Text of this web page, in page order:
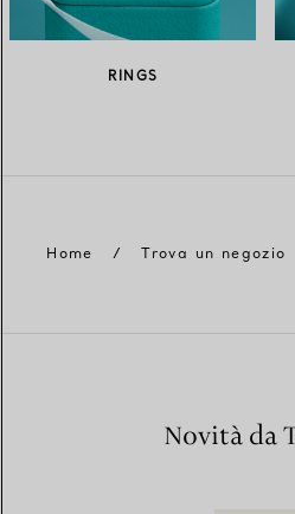
RINGS
Home / Trova un negozio
Novità da